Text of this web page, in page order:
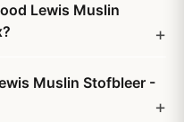
Lewis Muslin
Muslin Stofbleer -